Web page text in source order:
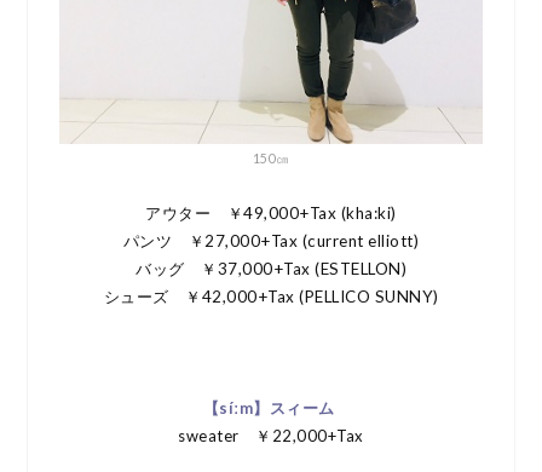
150㎝
アウター ￥49,000+Tax (kha:ki)
パンツ ￥27,000+Tax (current elliott)
バッグ ￥37,000+Tax (ESTELLON)
シューズ ￥42,000+Tax (PELLICO SUNNY)
【síːm】スィーム
sweater ￥22,000+Tax